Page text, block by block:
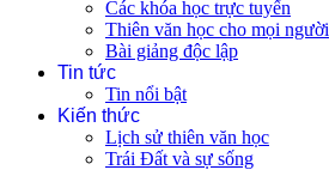
Các khóa học trực tuyến
Thiên văn học cho mọi người
Bài giảng độc lập
Tin tức
Tin nổi bật
Kiến thức
Lịch sử thiên văn học
Trái Đất và sự sống